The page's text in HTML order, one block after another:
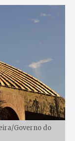
Governo do